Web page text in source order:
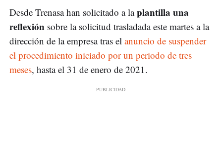
Desde Trenasa han solicitado a laplantilla una
reflexión sobre la solicitud trasladada este martes a la
dirección de la empresa tras el anuncio de suspender
el procedimiento iniciado por un periodo de tres
meses, hasta el 31 de enero de 2021.